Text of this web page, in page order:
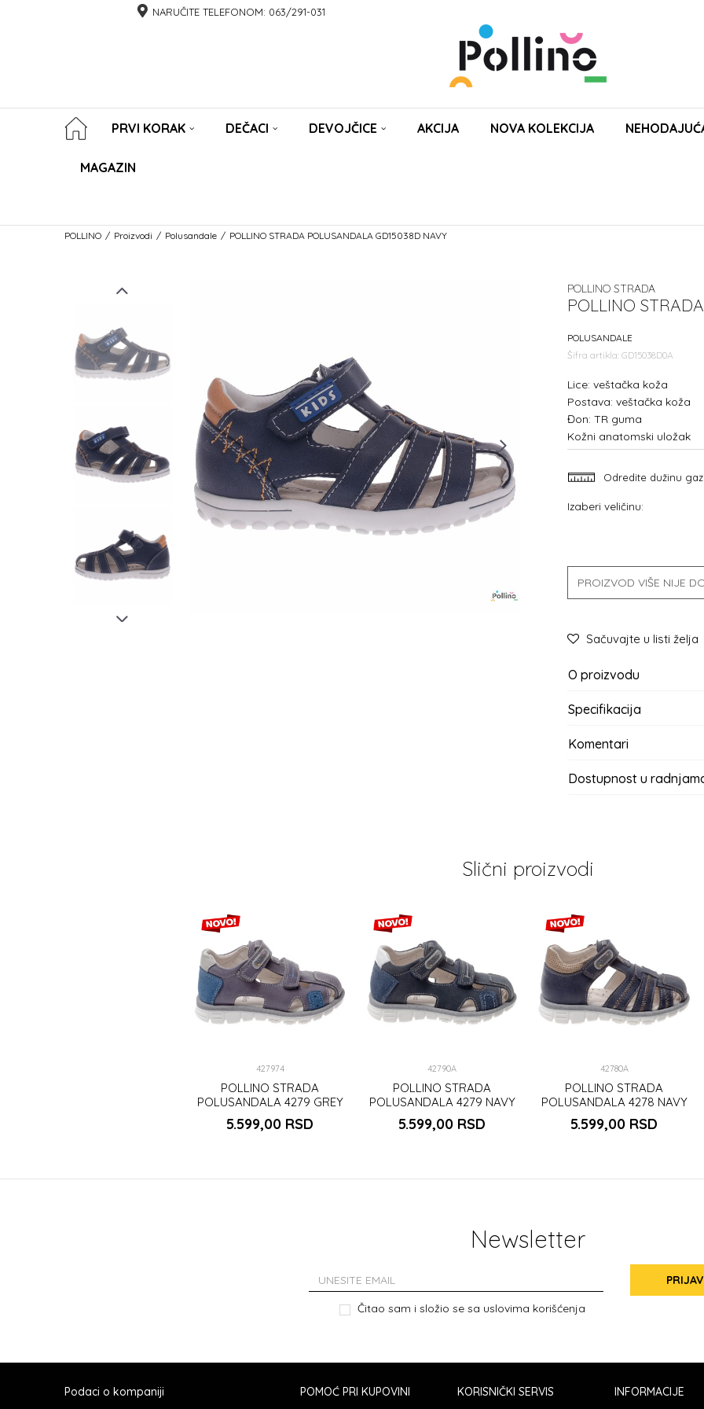
NARUČITE TELEFONOM: 063/291-031
PRVI KORAK DEČACI DEVOJČICE AKCIJA NOVA KOLEKCIJA
MAGAZIN
POLLINO Proizvodi Polusandale POLLINO STRADA POLUSANDALA GD15038D NAVY
POLLINO STRADA
POLLINO
POLUSANDALE
Šifra artikla: GD15038D0A
Lice: veštačka koža
Postava: veštačka koža
Đon: TR guma
Kožni anatomski uložak
Odredite dužinu
Izaberi veličinu:
PROIZVOD VIŠE NIJE
Sačuvajte u listi želja
O proizvodu
Specifikacija
Komentari
Dostupnost u
Slični proizvodi
427974
POLLINO STRADA
POLUSANDALA 4279 GREY
5.599,00 RSD
42790A
POLLINO STRADA
POLUSANDALA 4279 NAVY
5.599,00 RSD
42780A
POLLINO STRADA
POLUSANDALA 4278 NAVY
5.599,00 RSD
Newsletter
Čitao sam i složio se sa uslovima korišćenja
Podaci o kompaniji
POMOĆ PRI KUPOVINI KORISNIČKI SERVIS INFORMACIJE